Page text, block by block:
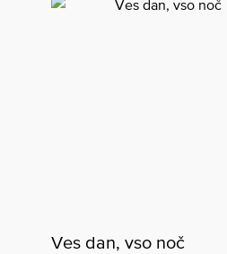
Ves dan, vso noč